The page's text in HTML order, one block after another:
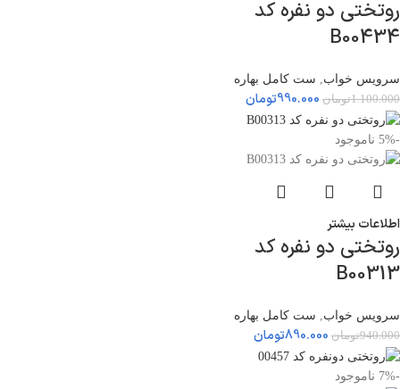
روتختی دو نفره کد
B00434
سرویس خواب ست کامل بهاره
1.100.000تومان 990.000تومان
-5% ناموجود
اطلاعات بیشتر
روتختی دو نفره کد
B00313
سرویس خواب, ست کامل بهاره
940.000تومان 890.000تومان
-7% ناموجود